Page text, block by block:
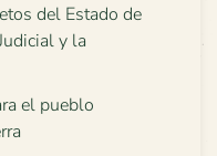
del Estado de
y la
el pueblo